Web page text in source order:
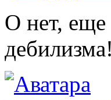
О нет,
дебилизма!